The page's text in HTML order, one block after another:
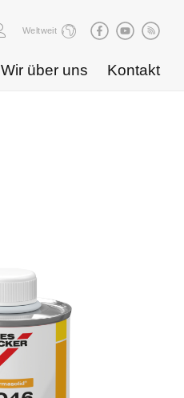
Weltweit
Wir über uns Kontakt